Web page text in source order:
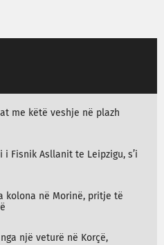
me këtë veshje në plazh
Fisnik Asllanit te Leipzigu, s’i
kolona në Morinë, pritje të
një veturë në Korçë,